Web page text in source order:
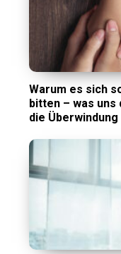
Warum es sich
bitten – was
die